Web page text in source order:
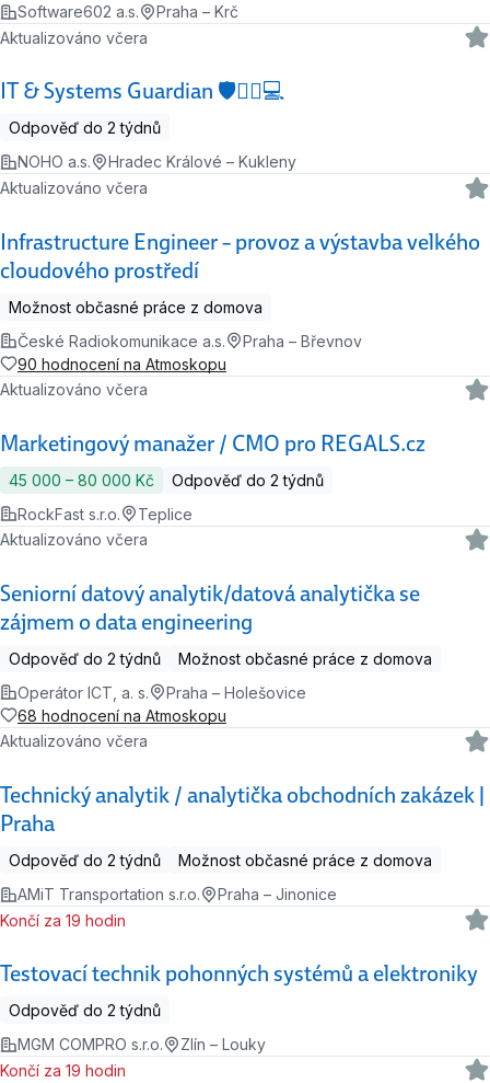
Software602 a.s. Praha – Krč
IT & Systems Guardian 🛡️🧙‍♂️💻
Aktualizováno včera
Odpověď do 2 týdnů
NOHO a.s.
Hradec Králové – Kukleny
Infrastructure Engineer – provoz a výstavba velkého
cloudového prostředí
Aktualizováno včera
Možnost občasné práce z domova
České Radiokomunikace a.s.
Praha – Břevnov
90 hodnocení na Atmoskopu
Marketingový manažer / CMO pro REGALS.cz
Aktualizováno včera
45 000 ‍–‍ 80 000 Kč
Odpověď do 2 týdnů
RockFast s.r.o.
Teplice
Seniorní datový analytik/datová analytička se
zájmem o data engineering
Aktualizováno včera
Odpověď do 2 týdnů
Možnost občasné práce z domova
Operátor ICT, a. s.
Praha – Holešovice
68 hodnocení na Atmoskopu
Technický analytik / analytička obchodních zakázek |
Praha
Aktualizováno včera
Odpověď do 2 týdnů
Možnost občasné práce z domova
AMiT Transportation s.r.o.
Praha – Jinonice
Testovací technik pohonných systémů a elektroniky
Končí za 19 hodin
Odpověď do 2 týdnů
MGM COMPRO s.r.o.
Zlín – Louky
Končí za 19 hodin